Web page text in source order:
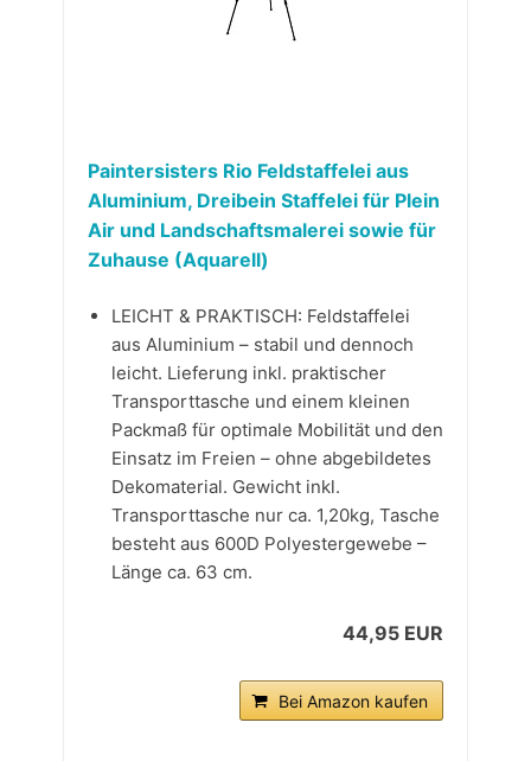
Paintersisters Rio Feldstaffelei aus
Aluminium, Dreibein Staffelei für Plein
Air und Landschaftsmalerei sowie für
Zuhause (Aquarell)
LEICHT & PRAKTISCH: Feldstaffelei
aus Aluminium – stabil und dennoch
leicht. Lieferung inkl. praktischer
Transporttasche und einem kleinen
Packmaß für optimale Mobilität und den
Einsatz im Freien – ohne abgebildetes
Dekomaterial. Gewicht inkl.
Transporttasche nur ca. 1,20kg, Tasche
besteht aus 600D Polyestergewebe –
Länge ca. 63 cm.
44,95 EUR
Bei Amazon kaufen